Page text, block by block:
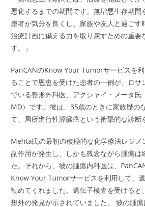
悪化するまでの期間です。無増悪生存期間
患者が気分を良くし、家族や友人と過ごす
治療計画に備える力を取り戻すための重要
す。」
PanCANのKnow Your Tumorサービスを
ることで恩恵を受けた患者の一例が、ロサ
でいる整形外科医、アクシャイ・メータ
MD）です。彼は、35歳のときに家族歴の
て、局所進行性膵臓癌という衝撃的な診断
Mehta氏の最初の積極的な化学療法レジメ
副作用が発生し、しかも残念ながら腫瘍は
た。それから、彼の腫瘍内科医は、
Know Your Tumorサービスを利用して、
勧めてくれました。遺伝子検査を受けると
想外の発見が示されていました。 彼の腫